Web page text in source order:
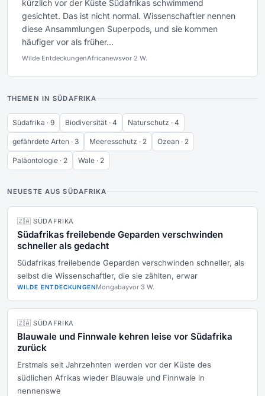
kürzlich vor der Küste Südafrikas schwimmend
gesichtet. Das ist nicht normal. Wissenschaftler nennen
diese Ansammlungen Superpods, und sie kommen
häufiger vor als früher...
Wilde EntdeckungenAfricanewsvor 2 W.
THEMEN IN SÜDAFRIKA
Südafrika · 9 Biodiversität · 4 Naturschutz · 4
gefährdete Arten · 3 Meeresschutz · 2 Ozean · 2
Paläontologie · 2 Wale · 2
NEUESTE AUS SÜDAFRIKA
🇿🇦 SÜDAFRIKA
Südafrikas freilebende Geparden verschwinden
schneller als gedacht
Südafrikas freilebende Geparden verschwinden schneller, als
selbst die Wissenschaftler, die sie zählten, erwar
WILDE ENTDECKUNGENMongabayvor 3 W.
🇿🇦 SÜDAFRIKA
Blauwale und Finnwale kehren leise vor Südafrika
zurück
Erstmals seit Jahrzehnten werden vor der Küste des
südlichen Afrikas wieder Blauwale und Finnwale in
nennenswe